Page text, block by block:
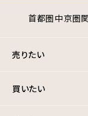
首都圏中京圏
売りたい
買いたい